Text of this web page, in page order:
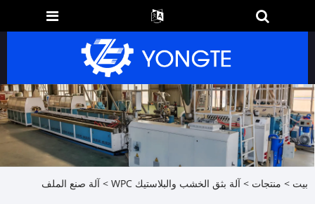
بيت > منتجات > آلة بثق الخشب والبلاستيك WPC > آلة صنع الملف